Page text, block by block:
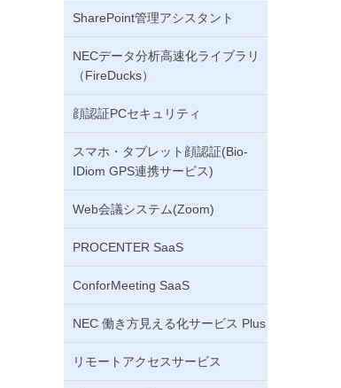
SharePoint管理アシスタント
NECデータ分析高速化ライブラリ
（FireDucks）
顔認証PCセキュリティ
スマホ・タブレット顔認証(Bio-
IDiom GPS連携サービス)
Web会議システム(Zoom)
PROCENTER SaaS
ConforMeeting SaaS
NEC 働き方見える化サービス Plus
リモートアクセスサービス